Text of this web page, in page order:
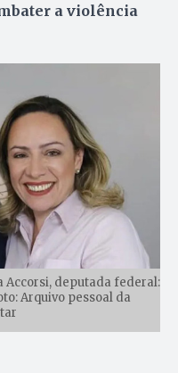
a violência
Accorsi, deputada federal:
Arquivo pessoal da